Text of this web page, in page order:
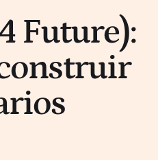
Future):